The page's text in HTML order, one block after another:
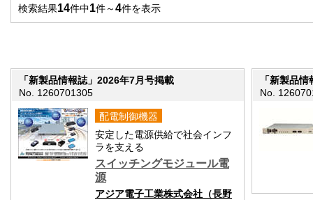
検索結果14件中1件～4件を表示
「新製品情報誌」2026年7月号掲載
No. 1260701305
配電制御機器
安定した電源供給で社会インフ
ラを支える
スイッチングモジュール電
源
アジア電子工業株式会社（長野
「新製品
No.